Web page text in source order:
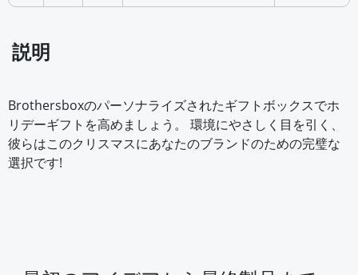
説明
Brothersboxのパーソナライズされたギフトボックスでホ
リデーギフトを高めましょう。 環境にやさしく目を引く、
彼らはこのクリスマスにあなたのブランドのための完璧な
選択です!